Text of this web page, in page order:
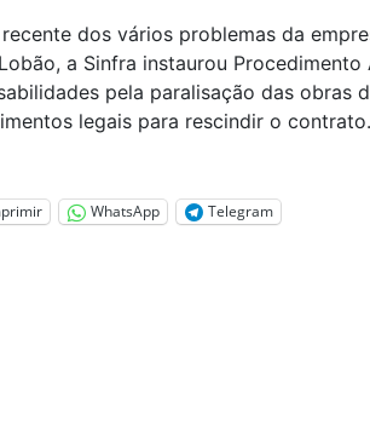
dos vários problemas da
a Sinfra instaurou
pela paralisação das obras
legais para rescindir o contrato.
WhatsApp Telegram